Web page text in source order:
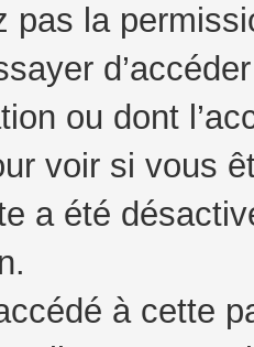
pas la
ou dont
voir si vous
a été
à cette